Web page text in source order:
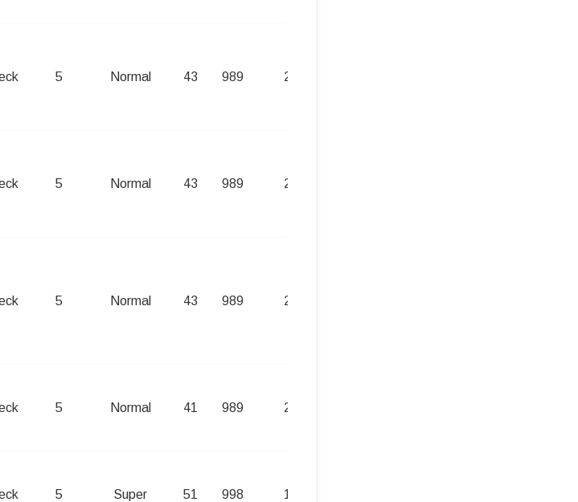
5 Normal 43 989 215,00 Euro
5 Normal 43 989 218,00 Euro
5 Normal 43 989 225,00 Euro
5 Normal 41 989 215,00 Euro
5 Super 51 998 189,00 Euro